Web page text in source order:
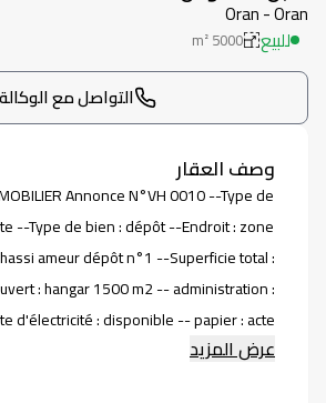
Oran - Oran
للبيع 5000
التواصل مع الوكالة
وصف العقار
Annonce N°VH 0010 --Type de
--Type de bien : dépôt --Endroit : zone
ameur dépôt n°1 --Superficie total :
: hangar 1500 m2 -- administration :
d'électricité : disponible -- papier : acte
total : 3000 m2 --couvert : hangar
عرض المزيد